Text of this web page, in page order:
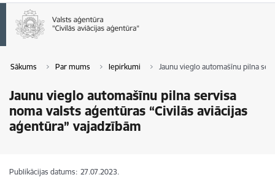
Sākums Par mums Iepirkumi Jaunu vieglo automašīnu pilna
Jaunu vieglo automašīnu pilna servisa
noma valsts aģentūras “Civilās aviācijas
aģentūra” vajadzībām
Publikācijas datums: 27.07.2023.